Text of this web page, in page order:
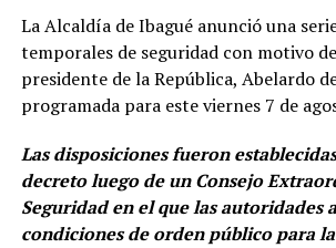
La Alcaldía de Ibagué anunció una
temporales de seguridad con motivo
presidente de la República, Abelardo
programada para este viernes 7 de
Las disposiciones fueron
decreto luego de un Consejo
Seguridad en el que las autoridades
condiciones de orden público para